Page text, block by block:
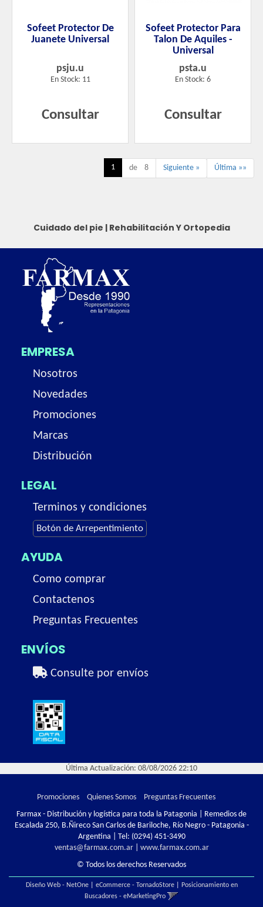
Sofeet Protector De
Juanete Universal
psju.u
En Stock: 11
Consultar
Sofeet Protector Para
Talon De Aquiles -
Universal
psta.u
En Stock: 6
Consultar
1 de 8 Siguiente » Última »»
Cuidado del pie | Rehabilitación Y Ortopedia
EMPRESA
Nosotros
Novedades
Promociones
Marcas
Distribución
LEGAL
Terminos y condiciones
Botón de Arrepentimiento
AYUDA
Como comprar
Contactenos
Preguntas Frecuentes
ENVÍOS
Consulte por envíos
Última Actualización: 08/08/2026 22:10
Promociones Quienes Somos
Preguntas Frecuentes
Farmax - Distribución y logística para toda la Patagonia | Remedios de
Escalada 250, B.Ñireco San Carlos de Bariloche, Río Negro - Patagonia -
Argentina | Tel: (0294) 451-3490
ventas@farmax.com.ar| www.farmax.com.ar
© Todos los derechos Reservados
Diseño Web - NetOne| eCommerce - TornadoStore|
Posicionamiento en
Buscadores - eMarketingPro